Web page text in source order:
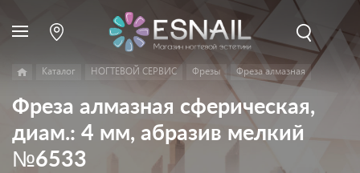
Каталог НОГТЕВОЙ СЕРВИС Фрезы Фреза алмазная
Фреза алмазная сферическая,
диам.: 4 мм, абразив мелкий
№6533